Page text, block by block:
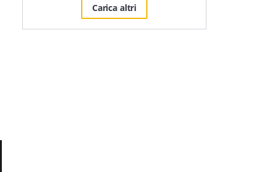
Carica altri